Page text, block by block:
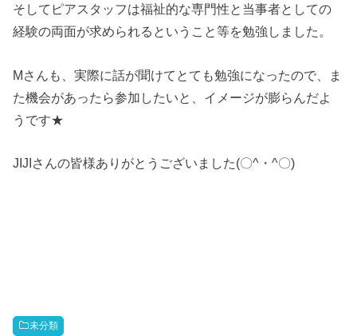
そしてピアスタッフは福祉的な専門性と当事者としての
経験の両面が求められるということ等を勉強しました。
Mさんも、実際に話が聞けてとても勉強になったので、ま
た機会があったら参加したいと、イメージが膨らんだよ
うです★
JIJIさんの皆様ありがとうございました(〇^・^〇)
未分類